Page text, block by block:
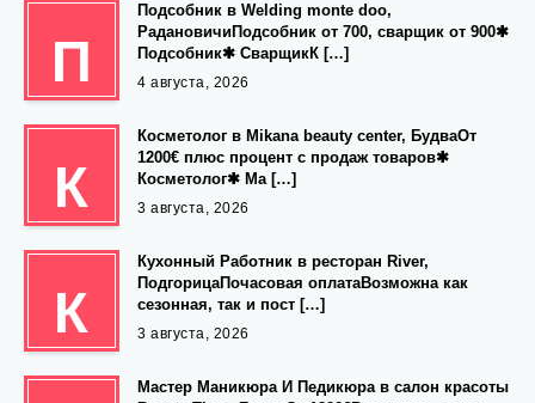
П
Подсобник в Welding monte doo,
РадановичиПодсобник от 700, сварщик от 900✱
Подсобник✱ СварщикК […]
4 августа, 2026
К
Косметолог в Mikana beauty center, БудваОт
1200€ плюс процент с продаж товаров✱
Косметолог✱ Ма […]
3 августа, 2026
К
Кухонный Работник в ресторан River,
ПодгорицаПочасовая оплатаВозможна как
сезонная, так и пост […]
3 августа, 2026
Мастер Маникюра И Педикюра в салон красоты